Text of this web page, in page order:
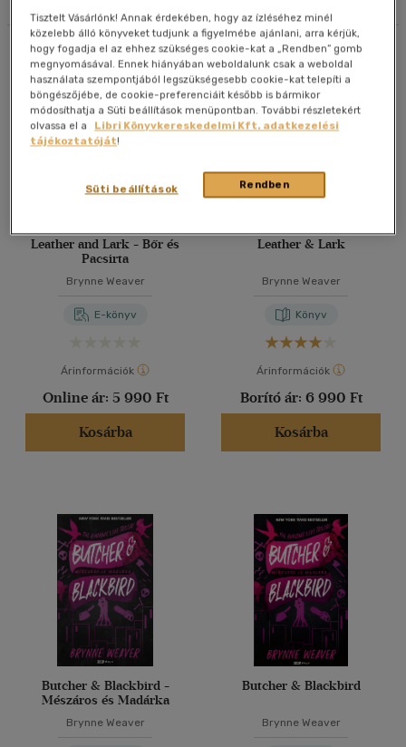
40 db / oldal
Alkalmaz
Összesen5db
Leather and Lark - Bőr és
Pacsirta
Brynne Weaver
E-könyv
Árinformációk
Online ár: 5 990 Ft
Kosárba
Leather & Lark
Brynne Weaver
Könyv
Árinformációk
Borító ár: 6 990 Ft
Kosárba
Butcher & Blackbird -
Mészáros és Madárka
Brynne Weaver
Butcher & Blackbird
Brynne Weaver
Tisztelt Vásárlónk! Annak érdekében, hogy az ízléséhez minél
közelebb álló könyveket tudjunk a figyelmébe ajánlani, arra kérjük,
hogy fogadja el az ehhez szükséges cookie-kat a „Rendben” gomb
megnyomásával. Ennek hiányában weboldalunk csak a weboldal
használata szempontjából legszükségesebb cookie-kat telepíti a
böngészőjébe, de cookie-preferenciáit később is bármikor
módosíthatja a Süti beállítások menüpontban. További részletekért
olvassa el a
Libri Könyvkereskedelmi Kft. adatkezelési
tájékoztatóját!
Rendben
Süti beállítások